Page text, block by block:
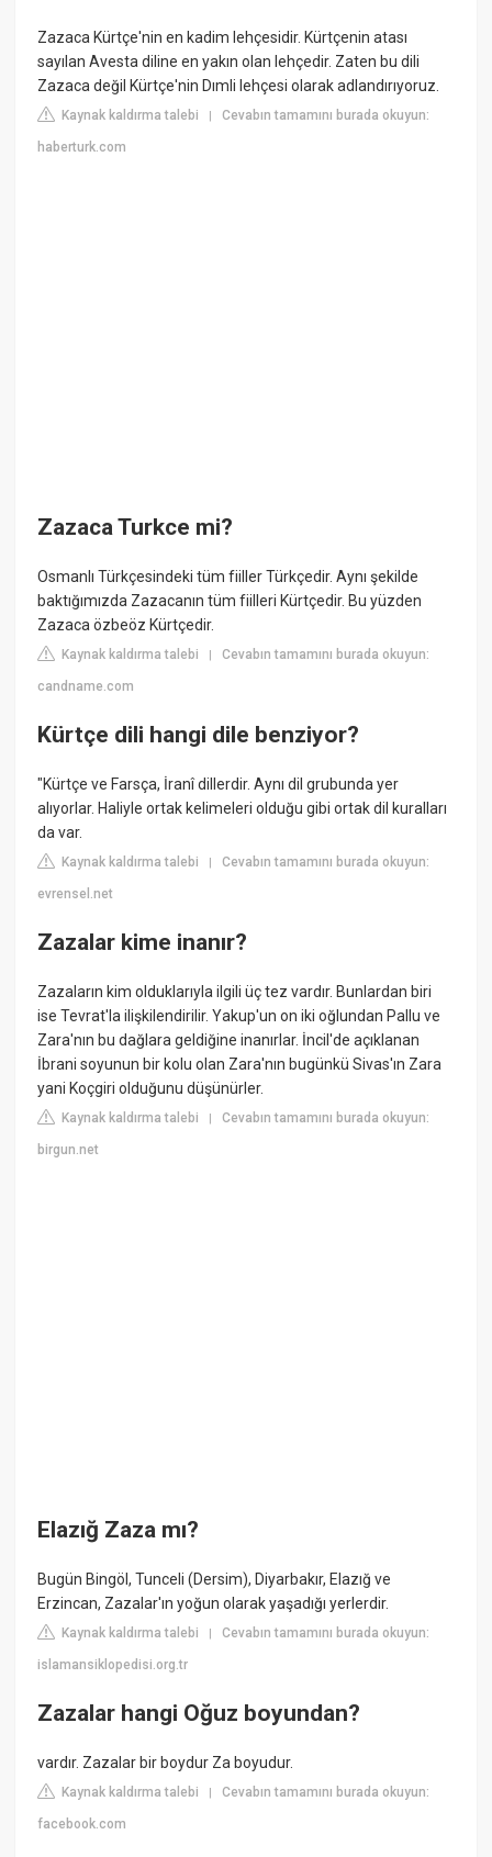
Zazaca Kürtçe'nin en kadim lehçesidir. Kürtçenin atası
sayılan Avesta diline en yakın olan lehçedir. Zaten bu dili
Zazaca değil Kürtçe'nin Dımli lehçesi olarak adlandırıyoruz.
Kaynak kaldırma talebi |Cevabın tamamını burada okuyun:
haberturk.com
Zazaca Turkce mi?
Osmanlı Türkçesindeki tüm fiiller Türkçedir. Aynı şekilde
baktığımızda Zazacanın tüm fiilleri Kürtçedir. Bu yüzden
Zazaca özbeöz Kürtçedir.
Kaynak kaldırma talebi |Cevabın tamamını burada okuyun:
candname.com
Kürtçe dili hangi dile benziyor?
"Kürtçe ve Farsça, İranî dillerdir. Aynı dil grubunda yer
alıyorlar. Haliyle ortak kelimeleri olduğu gibi ortak dil kuralları
da var.
Kaynak kaldırma talebi |Cevabın tamamını burada okuyun:
evrensel.net
Zazalar kime inanır?
Zazaların kim olduklarıyla ilgili üç tez vardır. Bunlardan biri
ise Tevrat'la ilişkilendirilir. Yakup'un on iki oğlundan Pallu ve
Zara'nın bu dağlara geldiğine inanırlar. İncil'de açıklanan
İbrani soyunun bir kolu olan Zara'nın bugünkü Sivas'ın Zara
yani Koçgiri olduğunu düşünürler.
Kaynak kaldırma talebi |Cevabın tamamını burada okuyun:
birgun.net
Elazığ Zaza mı?
Bugün Bingöl, Tunceli (Dersim), Diyarbakır, Elazığ ve
Erzincan, Zazalar'ın yoğun olarak yaşadığı yerlerdir.
Kaynak kaldırma talebi |Cevabın tamamını burada okuyun:
islamansiklopedisi.org.tr
Zazalar hangi Oğuz boyundan?
vardır. Zazalar bir boydur Za boyudur.
Kaynak kaldırma talebi |Cevabın tamamını burada okuyun:
facebook.com